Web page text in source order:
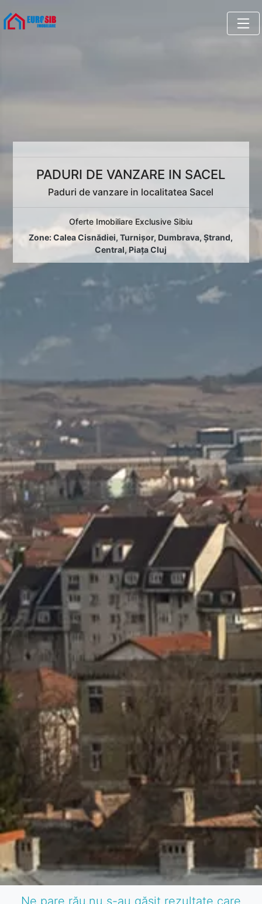
PADURI DE VANZARE IN SACEL
Paduri de vanzare in localitatea Sacel
Oferte Imobiliare Exclusive Sibiu
Zone:Calea Cisnădiei,Turnișor, Dumbrava,Ștrand,
Central,Piața Cluj
Ne pare rău,nu s-au găsit rezultate care